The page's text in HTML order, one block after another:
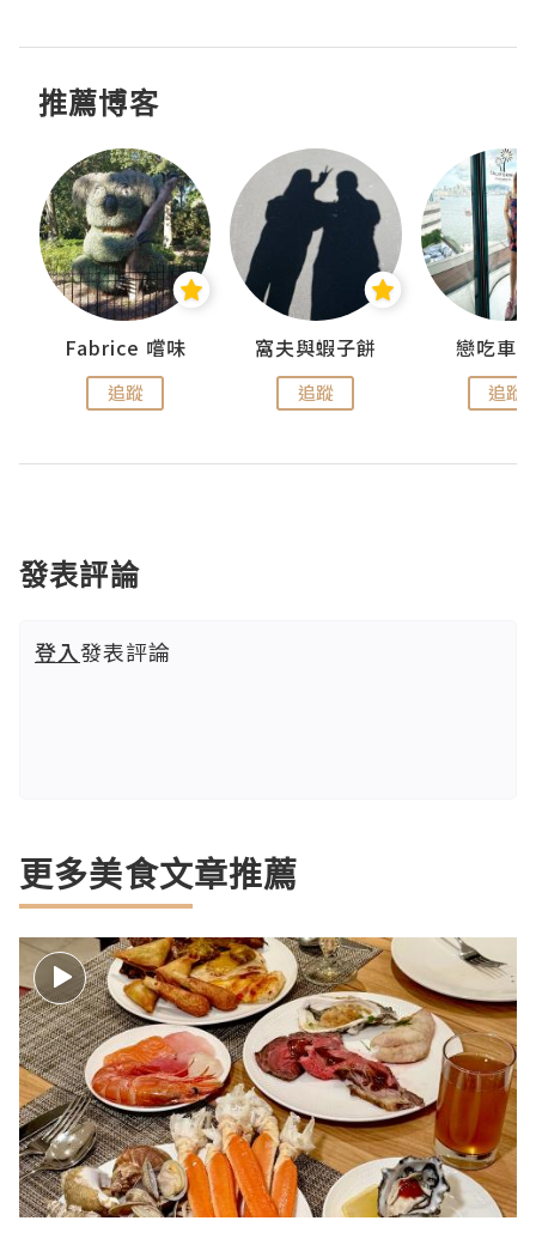
推薦博客
Fabrice 嚐味
追蹤
窩夫與蝦子餅
追蹤
戀吃車
追蹤
發表評論
登入發表評論
更多美食文章推薦